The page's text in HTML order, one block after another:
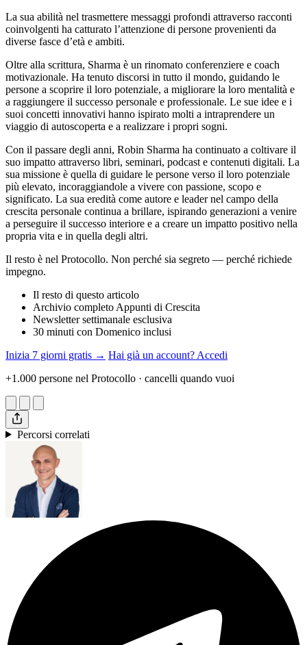
La sua abilità nel trasmettere messaggi profondi attraverso racconti
coinvolgenti ha catturato l’attenzione di persone provenienti da
diverse fasce d’età e ambiti.
Oltre alla scrittura, Sharma è un rinomato conferenziere e coach
motivazionale. Ha tenuto discorsi in tutto il mondo, guidando le
persone a scoprire il loro potenziale, a migliorare la loro mentalità e
a raggiungere il successo personale e professionale. Le sue idee e i
suoi concetti innovativi hanno ispirato molti a intraprendere un
viaggio di autoscoperta e a realizzare i propri sogni.
Con il passare degli anni, Robin Sharma ha continuato a coltivare il
suo impatto attraverso libri, seminari, podcast e contenuti digitali. La
sua missione è quella di guidare le persone verso il loro potenziale
più elevato, incoraggiandole a vivere con passione, scopo e
significato. La sua eredità come autore e leader nel campo della
crescita personale continua a brillare, ispirando generazioni a venire
a perseguire il successo interiore e a creare un impatto positivo nella
propria vita e in quella degli altri.
Il resto è nel Protocollo. Non perché sia segreto — perché richiede
impegno.
Il resto di questo articolo
Archivio completo Appunti di Crescita
Newsletter settimanale esclusiva
30 minuti con Domenico inclusi
Inizia 7 giorni gratis → Hai già un account? Accedi
+1.000 persone nel Protocollo · cancelli quando vuoi
Percorsi correlati